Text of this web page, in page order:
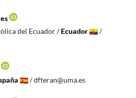
del Ecuador /Ecuador
/
/ dfteran@uma.es